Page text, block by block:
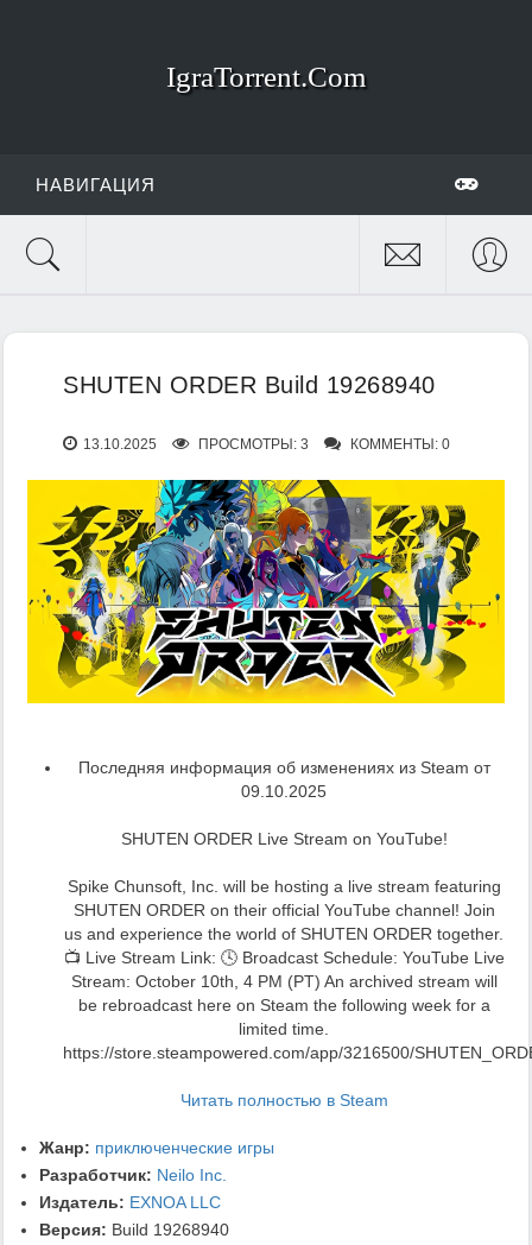
IgraTorrent.Com
НАВИГАЦИЯ
SHUTEN ORDER Build 19268940
13.10.2025 ПРОСМОТРЫ: 3 КОММЕНТЫ: 0
Последняя информация об изменениях из Steam от
09.10.2025
SHUTEN ORDER Live Stream on YouTube!
Spike Chunsoft, Inc. will be hosting a live stream featuring
SHUTEN ORDER on their official YouTube channel! Join
us and experience the world of SHUTEN ORDER together.
📺 Live Stream Link: 🕓 Broadcast Schedule: YouTube Live
Stream: October 10th, 4 PM (PT) An archived stream will
be rebroadcast here on Steam the following week for a
limited time.
https://store.steampowered.com/app/3216500/
Читать полностью в Steam
Жанр: приключенческие игры
Разработчик: Neilo Inc.
Издатель: EXNOA LLC
Версия: Build 19268940